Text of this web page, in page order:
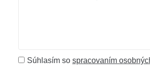
Súhlasím so spracovaním